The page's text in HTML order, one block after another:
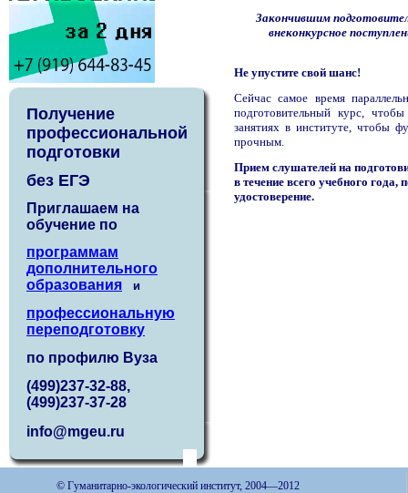
Получение
профессиональной
подготовки
без ЕГЭ
Приглашаем на
обучение по
программам
дополнительного
образования
и
профессиональную
переподготовку
по профилю Вуза
(499)237-32-88,
(499)237-37-28
info@mgeu.ru
Закончившим
внеконкурсное
Не упустите свой шанс!
Сейчас самое время
подготовительный курс,
занятиях в институте, чтобы
прочным.
Прием слушателей на
в течение всего учебного года, п
удостоверение.
© Гуманитарно-экологический институт, 2004—2012